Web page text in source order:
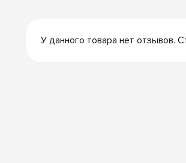
У данного товара нет отзывов.